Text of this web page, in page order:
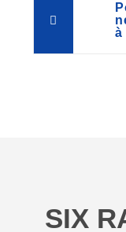
à
SIX